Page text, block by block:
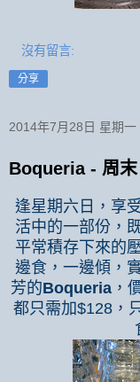
沒有留言:
分享
2014年7月28日 星期一
Boqueria - 周
逢星期六日，享
活中的一部份，
平常積存下來的
邊食，一邊傾，
芳的Boqueria ，
都只需加$128 ，